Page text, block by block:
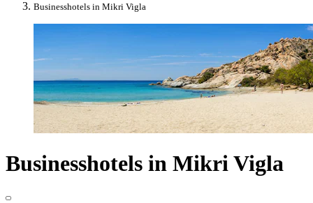
Businesshotels in Mikri Vigla
Businesshotels in Mikri Vigla